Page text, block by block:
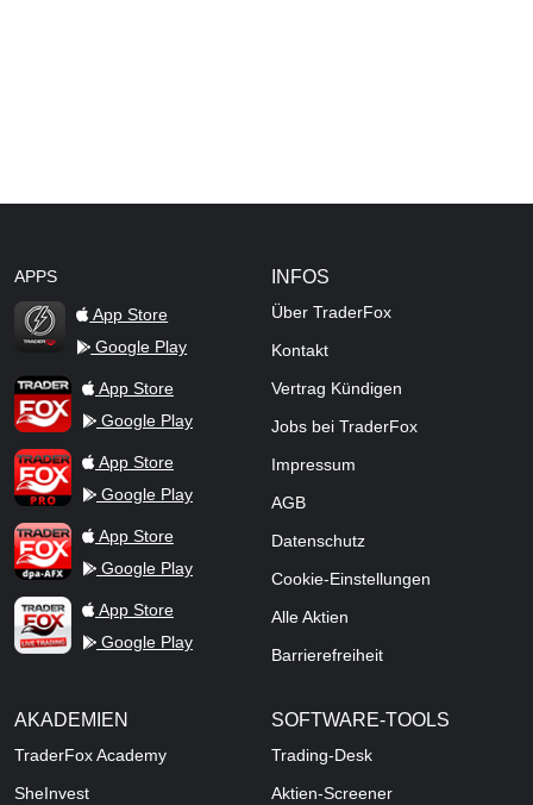
APPS
TraderFox Flash
App Store
Google Play
TraderFox AppApp Store
Google Play
TraderFox ProApp Store
Google Play
TraderFox dpa-AFX ProFeed
App Store
Google Play
TraderFox Live Trading
App Store
Google Play
INFOS
Über TraderFox
Kontakt
Vertrag Kündigen
Jobs bei TraderFox
Impressum
AGB
Datenschutz
Cookie-Einstellungen
Alle Aktien
Barrierefreiheit
AKADEMIEN
TraderFox Academy
SheInvest
SOFTWARE-TOOLS
Trading-Desk
Aktien-Screener